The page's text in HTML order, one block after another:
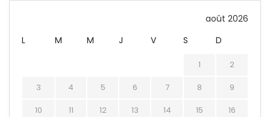
août 2026
L
M M J V S D
1
2
3
4 5 6 7 8
9
10
11 12 13 14 15
16